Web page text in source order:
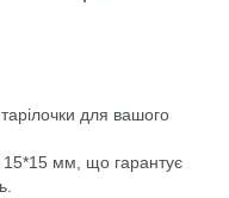
для вашого
15*15 мм, що гарантує